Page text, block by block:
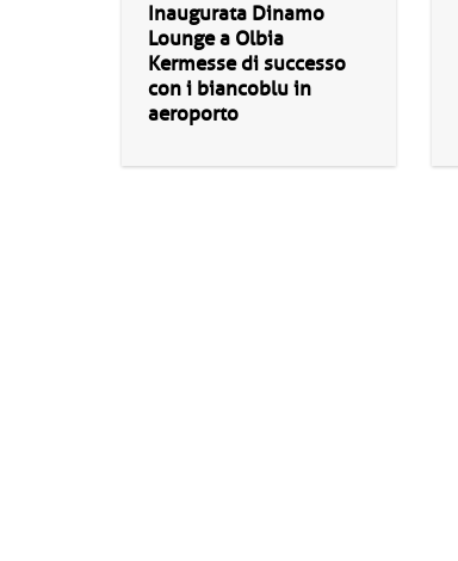
Inaugurata Dinamo
Lounge a Olbia
Kermesse di successo
con i biancoblu in
aeroporto